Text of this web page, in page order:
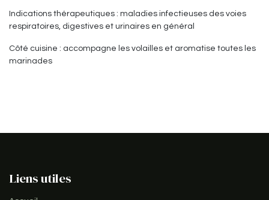
Indications thérapeutiques : maladies infectieuses des voies
respiratoires, digestives et urinaires en général
Côté cuisine : accompagne les volailles et aromatise toutes les
marinades
Liens utiles